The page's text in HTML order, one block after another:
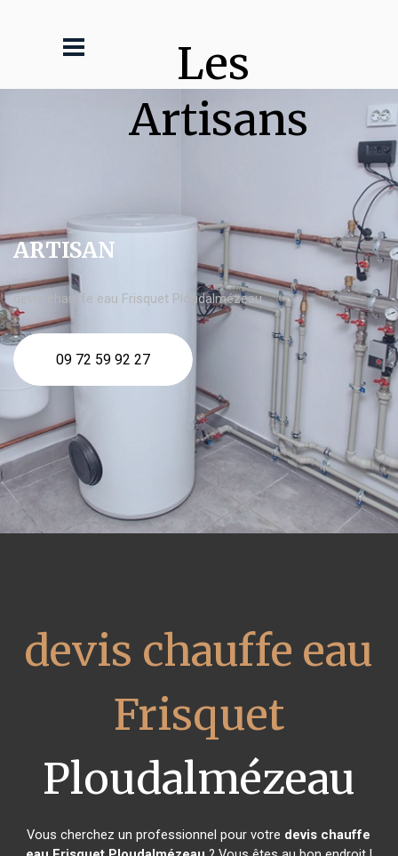
Les
Artisans
ARTISAN
devis chauffe eau Frisquet Ploudalmézeau
09 72 59 92 27
devis chauffe eau
Frisquet
Ploudalmézeau
Vous cherchez un professionnel pour votre devis chauffe